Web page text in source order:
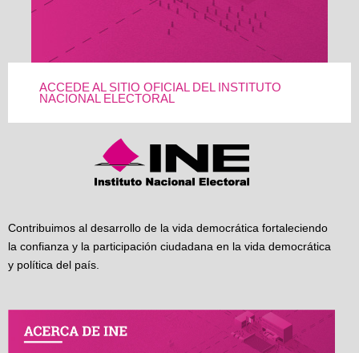
ACCEDE AL SITIO OFICIAL DEL INSTITUTO
NACIONAL ELECTORAL
Contribuimos al desarrollo de la vida democrática fortaleciendo
la confianza y la participación ciudadana en la vida democrática
y política del país.